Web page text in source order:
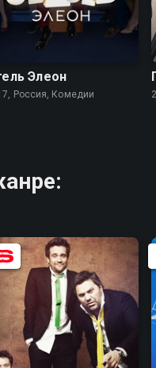
7.6
Элеон
Россия, Комедии